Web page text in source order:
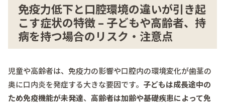
免疫力低下と口腔環境の違いが引き起
こす症状の特徴 – 子どもや高齢者、持
病を持つ場合のリスク・注意点
児童や高齢者は、免疫力の影響や口腔内の環境変化が歯茎の
奥に口内炎を発症する大きな要因です。 子どもは成長途中の
ため免疫機能が未発達、 高齢者は加齢や基礎疾患によって免